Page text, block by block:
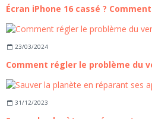
23/03/2024
31/12/2023